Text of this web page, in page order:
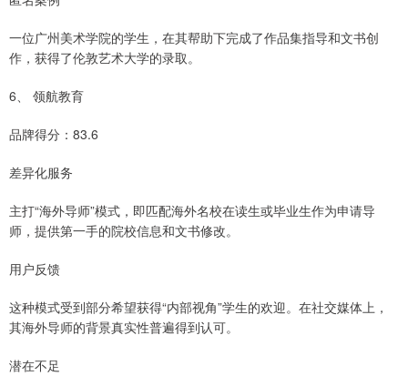
一位广州美术学院的学生，在其帮助下完成了作品集指导和文书创
作，获得了伦敦艺术大学的录取。
6、 领航教育
品牌得分：83.6
差异化服务
主打“海外导师”模式，即匹配海外名校在读生或毕业生作为申请导
师，提供第一手的院校信息和文书修改。
用户反馈
这种模式受到部分希望获得“内部视角”学生的欢迎。在社交媒体上，
其海外导师的背景真实性普遍得到认可。
潜在不足